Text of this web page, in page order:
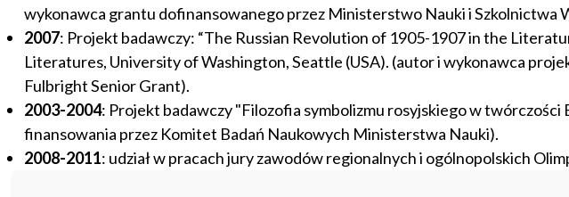
wykonawca grantu dofinansowanego przez Ministerstwo Nauki i Szkolnictwa
2007: Projekt badawczy: “The Russian Revolution of 1905-1907 in the
Literatures, University of Washington, Seattle (USA). (autor i wykonawca
Fulbright Senior Grant).
2003-2004: Projekt badawczy "Filozofia symbolizmu rosyjskiego w
finansowania przez Komitet Badań Naukowych Ministerstwa Nauki).
2008-2011: udział w pracach jury zawodów regionalnych i ogólnopolskich